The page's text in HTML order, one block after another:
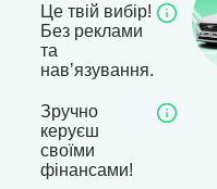
Це твій вибір!
Без реклами
та
навʼязування.
Зручно
керуєш
своїми
фінансами!